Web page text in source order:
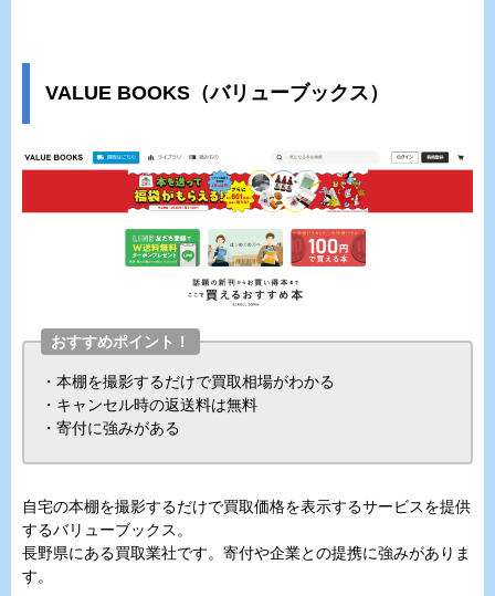
VALUE BOOKS（バリューブックス）
おすすめポイント！
・本棚を撮影するだけで買取相場がわかる
・キャンセル時の返送料は無料
・寄付に強みがある
自宅の本棚を撮影するだけで買取価格を表示するサービスを提供
するバリューブックス。
長野県にある買取業社です。寄付や企業との提携に強みがありま
す。